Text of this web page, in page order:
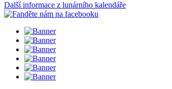
Další informace z lunárního kalendáře